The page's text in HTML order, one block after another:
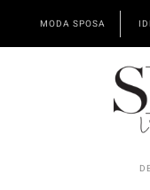
MODA SPOSA